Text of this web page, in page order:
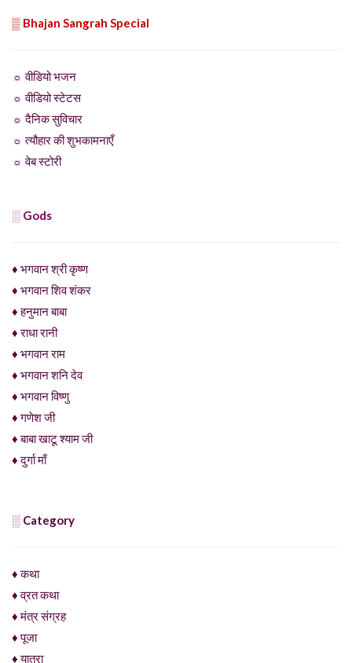
▒ Bhajan Sangrah Special
☼ वीडियो भजन
☼ वीडियो स्टेटस
☼ दैनिक सुविचार
☼ त्यौहार की शुभकामनाएँ
☼ वेब स्टोरी
░ Gods
♦ भगवान श्री कृष्ण
♦ भगवान शिव शंकर
♦ हनुमान बाबा
♦ राधा रानी
♦ भगवान राम
♦ भगवान शनि देव
♦ भगवान विष्णु
♦ गणेश जी
♦ बाबा खाटू श्याम जी
♦ दुर्गा माँ
░ Category
♦ कथा
♦ व्रत कथा
♦ मंत्र संग्रह
♦ पूजा
♦ यात्रा